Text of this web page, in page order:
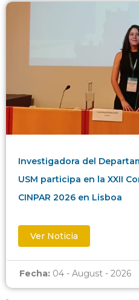
Investigadora del
USM participa en la XXII
CINPAR 2026 en Lisboa
Ver Noticia
Fecha: 04 - August - 2026